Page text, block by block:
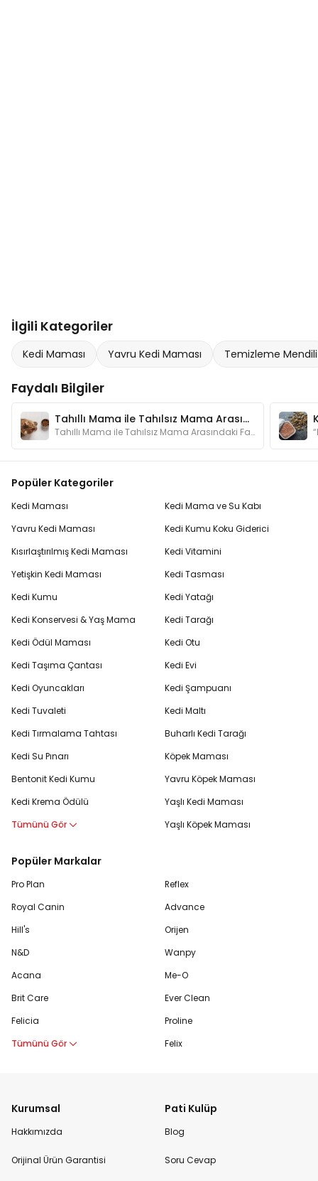
İlgili Kategoriler
Kedi Maması Yavru Kedi Maması Temizleme Mendili
Faydalı Bilgiler
Tahıllı Mama ile Tahılsız Mama Arasındaki Fark Nedir?
Tahıllı Mama ile Tahılsız Mama Arasındaki Fark Nedir?
Popüler Kategoriler
Kedi Maması
Yavru Kedi Maması
Kısırlaştırılmış Kedi Maması
Yetişkin Kedi Maması
Kedi Kumu
Kedi Konservesi & Yaş Mama
Kedi Ödül Maması
Kedi Taşıma Çantası
Kedi Oyuncakları
Kedi Tuvaleti
Kedi Tırmalama Tahtası
Kedi Su Pınarı
Bentonit Kedi Kumu
Kedi Krema Ödülü
Tümünü Gör
Kedi Mama ve Su Kabı
Kedi Kumu Koku Giderici
Kedi Vitamini
Kedi Tasması
Kedi Yatağı
Kedi Tarağı
Kedi Otu
Kedi Evi
Kedi Şampuanı
Kedi Maltı
Buharlı Kedi Tarağı
Köpek Maması
Yavru Köpek Maması
Yaşlı Kedi Maması
Yaşlı Köpek Maması
Popüler Markalar
Pro Plan
Royal Canin
Hill's
N&D
Acana
Brit Care
Felicia
Tümünü Gör
Reflex
Advance
Orijen
Wanpy
Me-O
Ever Clean
Proline
Felix
Kurumsal
Hakkımızda
Orijinal Ürün Garantisi
Pati Kulüp
Blog
Soru Cevap